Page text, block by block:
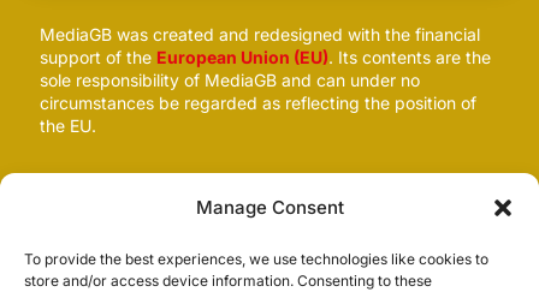
Manage Consent
To provide the best experiences, we use technologies like cookies to
store and/or access device information. Consenting to these
MediaGB was created and redesigned with the financial
support of the European Union (EU). Its contents are the
sole responsibility of MediaGB and can under no
circumstances be regarded as reflecting the position of
the EU.